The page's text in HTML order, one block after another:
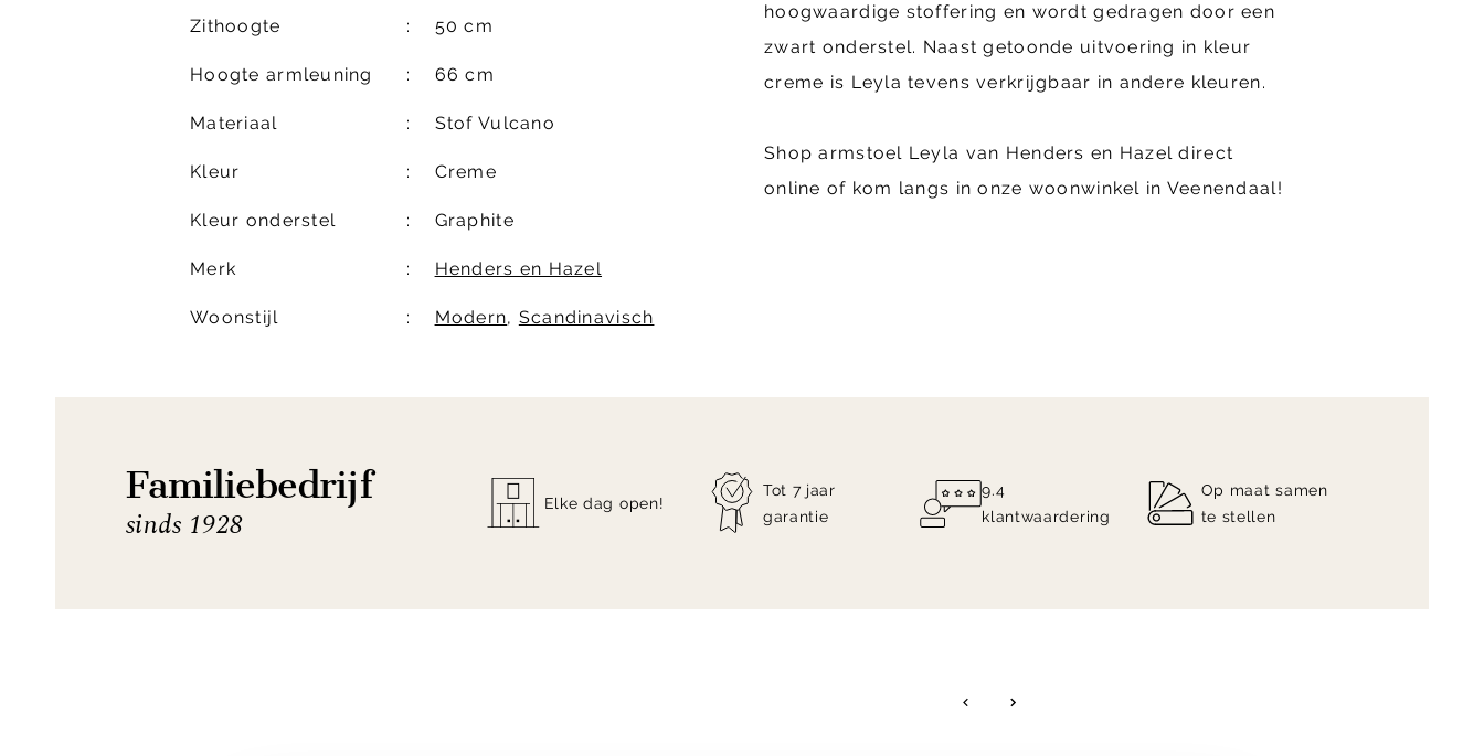
Zithoogte 50 cm
Hoogte armleuning 66 cm
Materiaal Stof Vulcano
Kleur Creme
Kleur onderstel Graphite
Merk Henders en Hazel
Woonstijl Modern, Scandinavisch
hoogwaardige stoffering en wordt gedragen door een
zwart onderstel. Naast getoonde uitvoering in kleur
creme is Leyla tevens verkrijgbaar in andere kleuren.
Shop armstoel Leyla van Henders en Hazel direct
online of kom langs in onze woonwinkel in Veenendaal!
Familiebedrijf
sinds 1928
Elke dag open!
Tot 7 jaar
garantie
9.4
klantwaardering
Op maat samen
te stellen